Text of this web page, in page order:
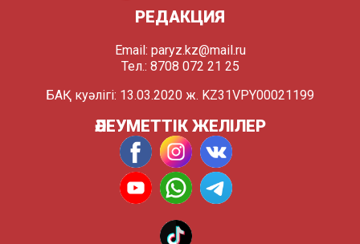
РЕДАКЦИЯ
Email: paryz.kz@mail.ru
Тел.: 8708 072 21 25
БАҚ куәлігі: 13.03.2020 ж. KZ31VPY00021199
ӘЛЕУМЕТТІК ЖЕЛІЛЕР